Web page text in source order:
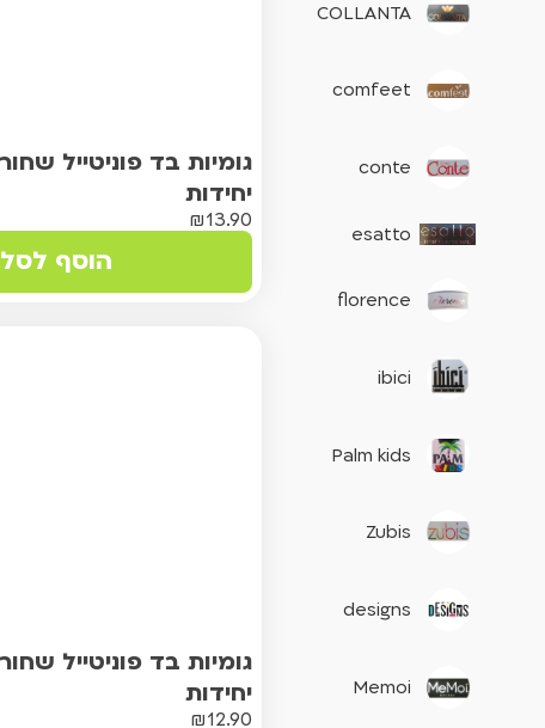
COLLANTA
comfeet
conte
esatto
florence
ibici
Palm kids
Zubis
designs
Memoi
יחידות
₪13.90
הוסף לסל
יחידות
₪12.90